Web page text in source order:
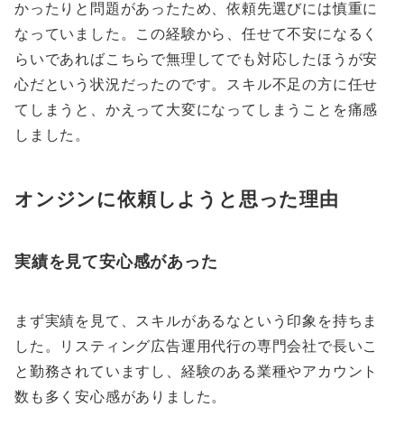
かったりと問題があったため、依頼先選びには慎重に
なっていました。この経験から、任せて不安になるく
らいであればこちらで無理してでも対応したほうが安
心だという状況だったのです。スキル不足の方に任せ
てしまうと、かえって大変になってしまうことを痛感
しました。
オンジンに依頼しようと思った理由
実績を見て安心感があった
まず実績を見て、スキルがあるなという印象を持ちま
した。リスティング広告運用代行の専門会社で長いこ
と勤務されていますし、経験のある業種やアカウント
数も多く安心感がありました。